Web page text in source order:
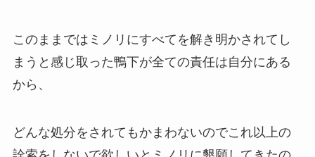
このままではミノリにすべてを解き明かされてし
まうと感じ取った鴨下が全ての責任は自分にある
から、
どんな処分をされてもかまわないのでこれ以上の